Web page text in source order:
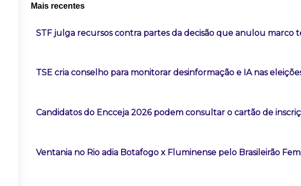
Mais recentes
STF julga recursos contra partes da decisão que anulou marco
TSE cria conselho para monitorar desinformação e IA nas
Candidatos do Encceja 2026 podem consultar o cartão de
Ventania no Rio adia Botafogo x Fluminense pelo Brasileirão